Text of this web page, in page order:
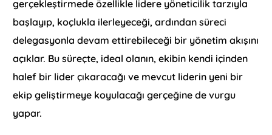
gerçekleştirmede özellikle lidere yöneticilik tarzıyla
başlayıp, koçlukla ilerleyeceği, ardından süreci
delegasyonla devam ettirebileceği bir yönetim akışını
açıklar. Bu süreçte, ideal olanın, ekibin kendi içinden
halef bir lider çıkaracağı ve mevcut liderin yeni bir
ekip geliştirmeye koyulacağı gerçeğine de vurgu
yapar.